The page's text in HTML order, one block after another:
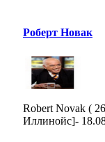
Роберт Новак
Robert Novak (
Иллинойс]-